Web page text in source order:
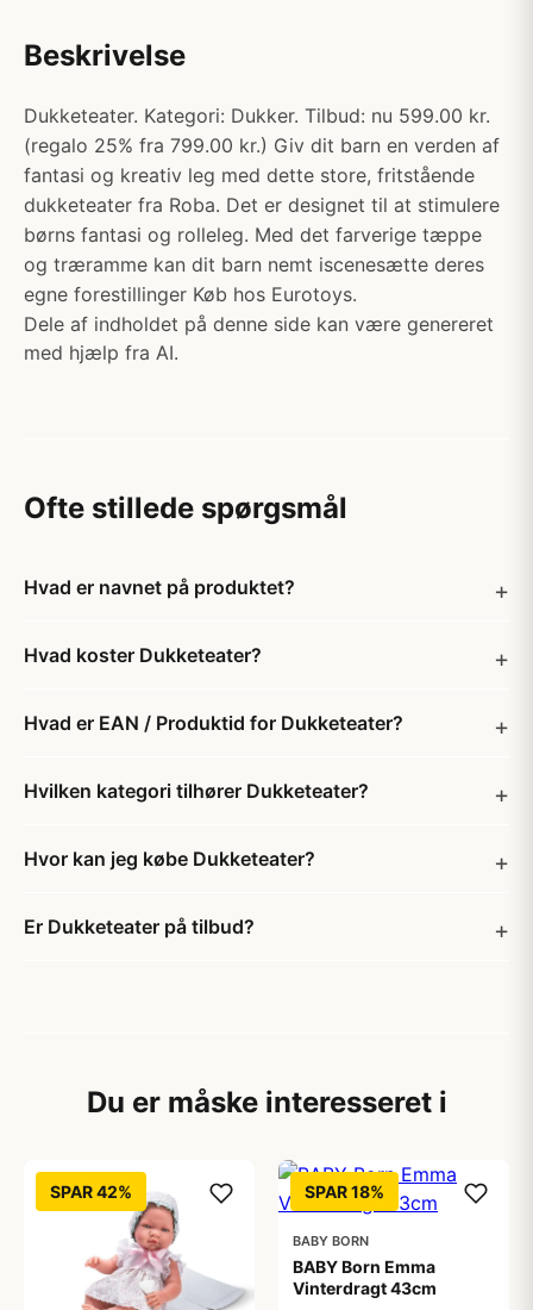
Beskrivelse
Dukketeater. Kategori: Dukker. Tilbud: nu 599.00 kr.
(regalo 25% fra 799.00 kr.) Giv dit barn en verden af
fantasi og kreativ leg med dette store, fritstående
dukketeater fra Roba. Det er designet til at stimulere
børns fantasi og rolleleg. Med det farverige tæppe
og træramme kan dit barn nemt iscenesætte deres
egne forestillinger Køb hos Eurotoys.
Dele af indholdet på denne side kan være genereret
med hjælp fra AI.
Ofte stillede spørgsmål
Hvad er navnet på produktet?
Hvad koster Dukketeater?
Hvad er EAN / Produktid for Dukketeater?
Hvilken kategori tilhører Dukketeater?
Hvor kan jeg købe Dukketeater?
Er Dukketeater på tilbud?
Du er måske interesseret i
SPAR 42% SPAR 18%
BABY BORN
BABY Born Emma
Vinterdragt 43cm